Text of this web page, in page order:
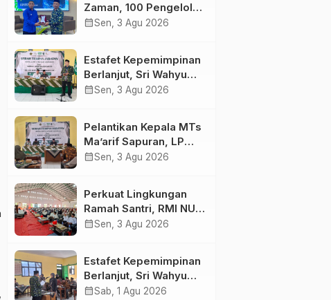
Zaman, 100 Pengelola
Medsos Sekolah
Digital
calendar_monthSen, 3 Agu 2026
Estafet Kepemimpinan
Berlanjut, Sri Wahyu
Susilowati Resmi
calendar_monthSen, 3 Agu 2026
Pelantikan Kepala MTs
Ma’arif Sapuran, LP
Ma’arif NU Wonosobo
Kepemimpinan
Nahdliyah
calendar_monthSen, 3 Agu 2026
Perkuat Lingkungan
Ramah Santri, RMI NU
Gelar ‘Sambang
calendar_monthSen, 3 Agu 2026
Estafet Kepemimpinan
Berlanjut, Sri Wahyu
Susilowati Resmi
calendar_monthSab, 1 Agu 2026